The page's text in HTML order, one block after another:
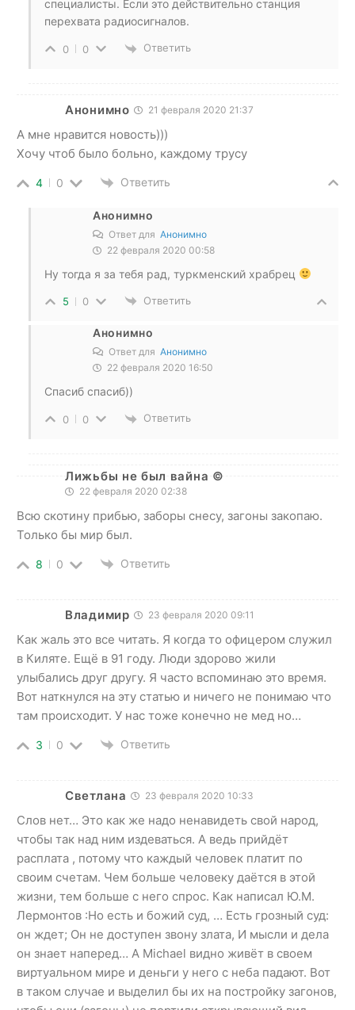
специалисты. Если это действительно станция
перехвата радиосигналов.
0 0 Ответить
Анонимно 21 февраля 2020 21:37
А мне нравится новость)))
Хочу чтоб было больно, каждому трусу
4 0 Ответить
Анонимно
Ответ для Анонимно
22 февраля 2020 00:58
Ну тогда я за тебя рад, туркменский храбрец
5 0 Ответить
Анонимно
Ответ для Анонимно
22 февраля 2020 16:50
Спасиб спасиб))
0 0 Ответить
Лижьбы не был вайна ©
22 февраля 2020 02:38
Всю скотину прибью, заборы снесу, загоны закопаю.
Только бы мир был.
8 0 Ответить
Владимир 23 февраля 2020 09:11
Как жаль это все читать. Я когда то офицером служил
в Киляте. Ещё в 91 году. Люди здорово жили
улыбались друг другу. Я часто вспоминаю это время.
Вот наткнулся на эту статью и ничего не понимаю что
там происходит. У нас тоже конечно не мед но…
3 0 Ответить
Светлана 23 февраля 2020 10:33
Слов нет… Это как же надо ненавидеть свой народ,
чтобы так над ним издеваться. А ведь прийдёт
расплата , потому что каждый человек платит по
своим счетам. Чем больше человеку даётся в этой
жизни, тем больше с него спрос. Как написал Ю.М.
Лермонтов :Но есть и божий суд, … Есть грозный суд:
он ждет; Он не доступен звону злата, И мысли и дела
он знает наперед… А Michael видно живёт в своем
виртуальном мире и деньги у него с неба падают. Вот
в таком случае и выделил бы их на постройку загонов,